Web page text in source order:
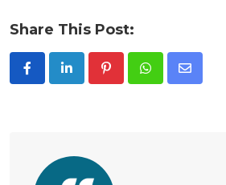
Share This Post:
PinterestWhatsappShare